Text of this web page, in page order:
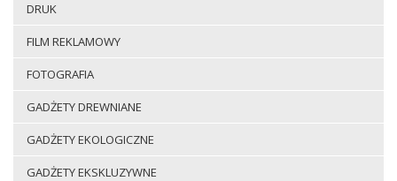
DRUK
FILM REKLAMOWY
FOTOGRAFIA
GADŻETY DREWNIANE
GADŻETY EKOLOGICZNE
GADŻETY EKSKLUZYWNE